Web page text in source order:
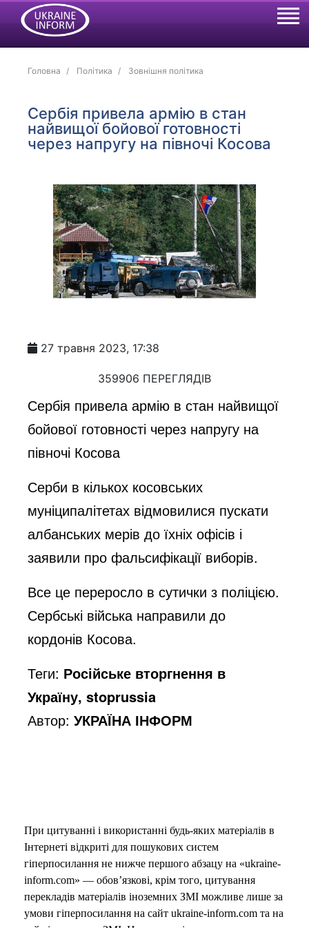
Головна Політика Зовнішня політика
Сербія привела армію в стан
найвищої бойової готовності
через напругу на півночі Косова
27 травня 2023, 17:38
359906 ПЕРЕГЛЯДІВ
Сербія привела армію в стан найвищої
бойової готовності через напругу на
півночі Косова
Серби в кількох косовських
муніципалітетах відмовилися пускати
албанських мерів до їхніх офісів і
заявили про фальсифікації виборів.
Все це переросло в сутички з поліцією.
Сербські війська направили до
кордонів Косова.
Теги: Російське вторгнення в
Україну, stoprussia
Автор:УКРАЇНА ІНФОРМ
При цитуванні і використанні будь-яких матеріалів в
Інтернеті відкриті для пошукових систем
гіперпосилання не нижче першого абзацу на «ukraine-
inform.com» — обов’язкові, крім того, цитування
перекладів матеріалів іноземних ЗМІ можливе лише за
умови гіперпосилання на сайт ukraine-inform.com та на